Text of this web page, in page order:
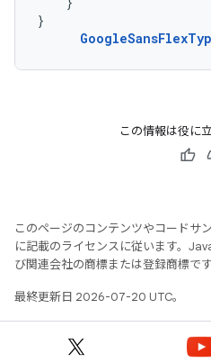
}
この情報は役に
このページのコンテンツやコードサン
に記載のライセンスに従います。
び関連会社の商標または登録商標です
最終更新日 2026-07-20 UTC。